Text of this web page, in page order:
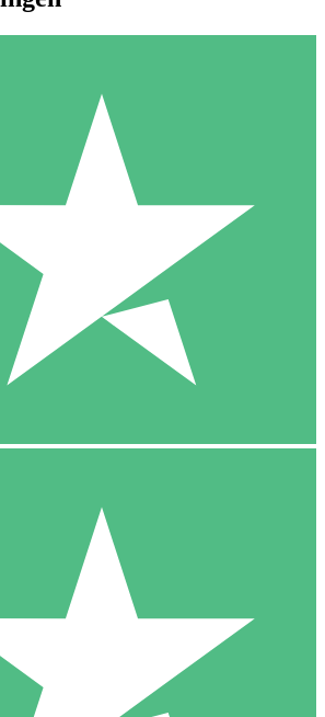
Creditpakketten
downloadtegoeden. Geen maandelijkse
1000
10 Downloaden
20 00